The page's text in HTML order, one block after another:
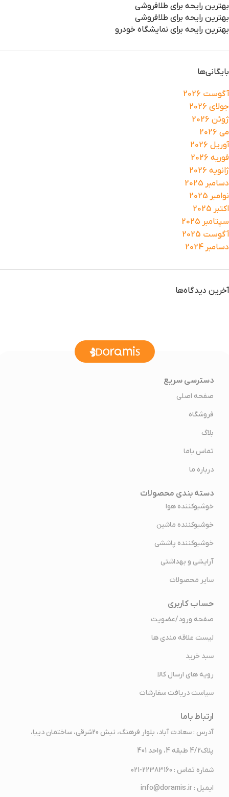
بهترین رایحه برای طلافروشی
بهترین رایحه برای طلافروشی
بهترین رایحه برای نمایشگاه خودرو
بایگانی‌ها
آگوست 2026
جولای 2026
ژوئن 2026
می 2026
آوریل 2026
فوریه 2026
ژانویه 2026
دسامبر 2025
نوامبر 2025
اکتبر 2025
سپتامبر 2025
آگوست 2025
دسامبر 2024
آخرین دیدگاه‌ها
دسترسی سریع
صفحه اصلی
فروشگاه
بلاگ
تماس باما
درباره ما
دسته بندی محصولات
خوشبوکننده هوا
خوشبوکننده ماشین
خوشبوکننده پاششی
آرایشی و بهداشتی
سایر محصولات
حساب کاربری
صفحه ورود/عضویت
لیست علاقه مندی ها
سبد خرید
رویه های ارسال کالا
سیاست دریافت سفارشات
ارتباط باما
آدرس : سعادت آباد، بلوار فرهنگ، نبش 20شرقی، ساختمان دیبا،
پلاک4/2 طبقه 4، واحد 401
شماره تماس : 22383160-021
ایمیل : info@doramis.ir